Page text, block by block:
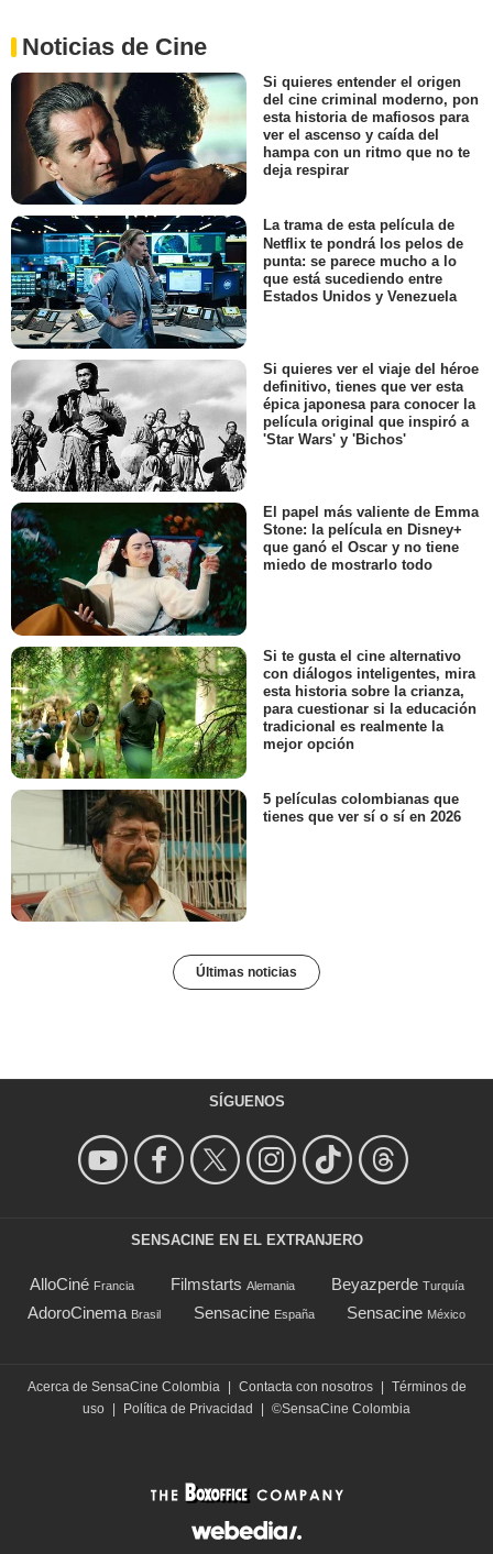
Noticias de Cine
Si quieres entender el origen
del cine criminal moderno, pon
esta historia de mafiosos para
ver el ascenso y caída del
hampa con un ritmo que no te
deja respirar
La trama de esta película de
Netflix te pondrá los pelos de
punta: se parece mucho a lo
que está sucediendo entre
Estados Unidos y Venezuela
Si quieres ver el viaje del héroe
definitivo, tienes que ver esta
épica japonesa para conocer la
película original que inspiró a
'Star Wars' y 'Bichos'
El papel más valiente de Emma
Stone: la película en Disney+
que ganó el Oscar y no tiene
miedo de mostrarlo todo
Si te gusta el cine alternativo
con diálogos inteligentes, mira
esta historia sobre la crianza,
para cuestionar si la educación
tradicional es realmente la
mejor opción
5 películas colombianas que
tienes que ver sí o sí en 2026
Últimas noticias
SÍGUENOS
SENSACINE EN EL EXTRANJERO
AlloCiné Francia Filmstarts Alemania Beyazperde Turquía
AdoroCinema Brasil Sensacine España Sensacine México
Acerca de SensaCine Colombia Contacta con nosotros
Términos de
uso
Política de Privacidad ©SensaCine Colombia